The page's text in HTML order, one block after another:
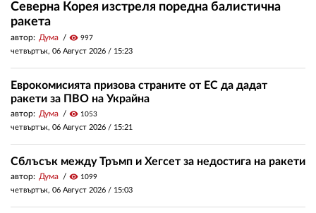
Северна Корея изстреля поредна балистична
ракета
автор: Дума visibility 997
четвъртък, 06 Август 2026 / 15:23
Еврокомисията призова страните от ЕС да дадат
ракети за ПВО на Украйна
автор: Дума visibility 1053
четвъртък, 06 Август 2026 / 15:21
Сблъсък между Тръмп и Хегсет за недостига на ракети
автор: Дума visibility 1099
четвъртък, 06 Август 2026 / 15:03